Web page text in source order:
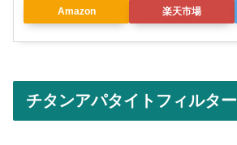
Amazon 楽天市場
チタンアパタイトフィルター